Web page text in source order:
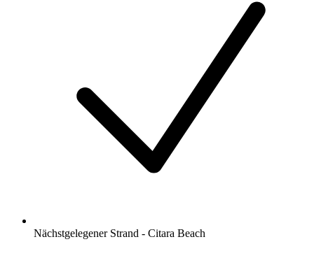
Nächstgelegener Strand - Citara Beach